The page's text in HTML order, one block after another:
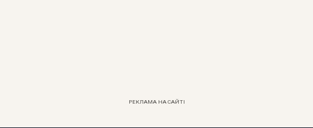
РЕКЛАМА НА САЙТІ